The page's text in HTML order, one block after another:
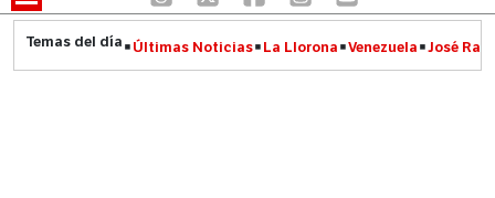
Últimas Noticias La Llorona Venezuela José